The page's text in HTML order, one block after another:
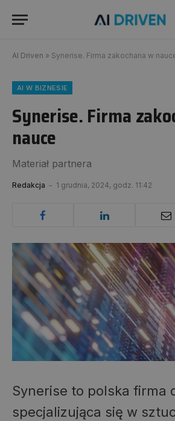
AI Driven » Synerise. Firma zakochana w
AI W BIZNESIE
Synerise. Firma
nauce
Materiał partnera
Redakcja 1 grudnia, 2024, godz. 11:42
Synerise to polska firma
specjalizująca się w